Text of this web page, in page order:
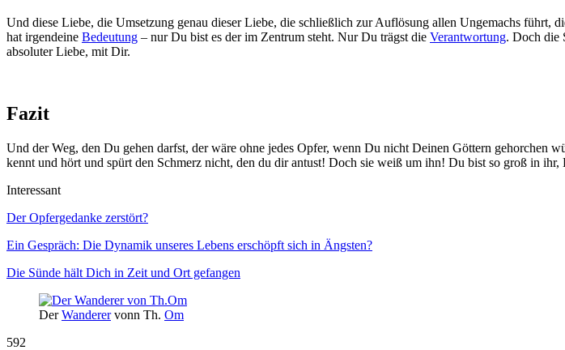
Und diese Liebe, die Umsetzung genau dieser Liebe, die schließlich zur Auflösung allen Ungemachs führt,
hat irgendeine Bedeutung – nur Du bist es der im Zentrum steht. Nur Du trägst die Verantwortung. Doch die
absoluter Liebe, mit Dir.
Fazit
Und der Weg, den Du gehen darfst, der wäre ohne jedes Opfer, wenn Du nicht Deinen Göttern
kennt und hört und spürt den Schmerz nicht, den du dir antust! Doch sie weiß um ihn! Du bist so groß in
Interessant
Der Opfergedanke zerstört?
Ein Gespräch: Die Dynamik unseres Lebens erschöpft sich in Ängsten?
Die Sünde hält Dich in Zeit und Ort gefangen
DerWanderervonn Th. Om
592